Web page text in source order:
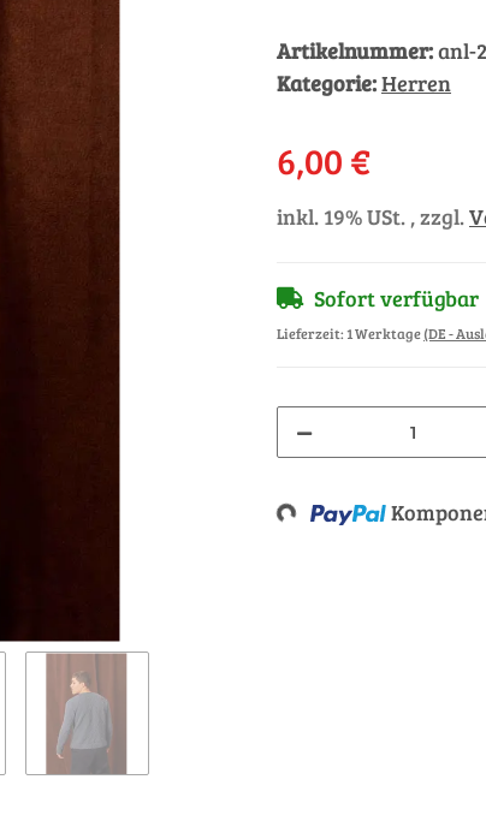
Artikelnummer:anl-
Kategorie:Herren
6,00 €
inkl. 19% USt. , zzgl.
Sofort verfügbar
Lieferzeit:1 Werktage(DE -
Loading...